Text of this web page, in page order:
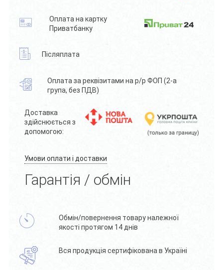
Оплата на картку
Приватбанку
Післяплата
Оплата за реквізитами на р/р ФОП (2-а
група, без ПДВ)
Доставка
здійснюється з
допомогою:
Умови оплати і доставки
Гарантія / обмін
Обмін/повернення товару належної
якості протягом 14 днів
Вся продукція сертифікована в Україні